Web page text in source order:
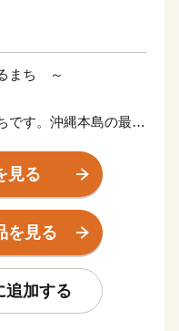
まち ～
す。沖縄本島の最南
都道府県の慰霊碑が多
の悲惨さを発信するま
となっています。
デーク、棒術、エイサ
、また全国でも珍しい
見る
を見る
追加する